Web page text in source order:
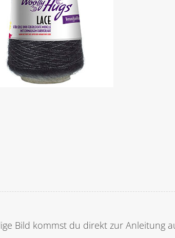
Bild kommst du direkt zur Anleitung